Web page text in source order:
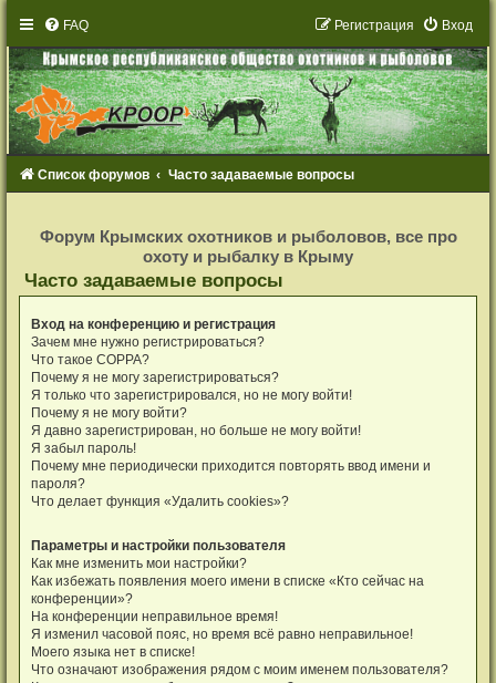
FAQ Вход
Регистрация
Список форумов Часто задаваемые вопросы
с
т
р
ц
и
я
Форум Крымских охотников и рыболовов, все про
охоту и рыбалку в Крыму
Часто задаваемые вопросы
Вход на конференцию и регистрация
Зачем мне нужно регистрироваться?
Что такое COPPA?
Почему я не могу зарегистрироваться?
Я только что зарегистрировался, но не могу войти!
Почему я не могу войти?
Я давно зарегистрирован, но больше не могу войти!
Я забыл пароль!
Почему мне периодически приходится повторять ввод имени и
пароля?
Что делает функция «Удалить cookies»?
Параметры и настройки пользователя
Как мне изменить мои настройки?
Как избежать появления моего имени в списке «Кто сейчас на
конференции»?
На конференции неправильное время!
Я изменил часовой пояс, но время всё равно неправильное!
Моего языка нет в списке!
Что означают изображения рядом с моим именем пользователя?